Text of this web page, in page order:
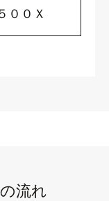
００Ｘ
流れ